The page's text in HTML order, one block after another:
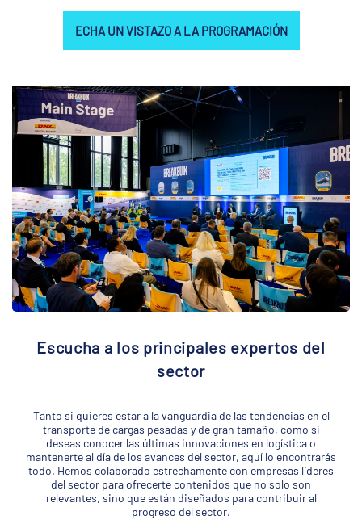
ECHA UN VISTAZO A LA PROGRAMACIÓN
Escucha a los principales expertos del
sector
Tanto si quieres estar a la vanguardia de las tendencias en el
transporte de cargas pesadas y de gran tamaño, como si
deseas conocer las últimas innovaciones en logística o
mantenerte al día de los avances del sector, aquí lo encontrarás
todo. Hemos colaborado estrechamente con empresas líderes
del sector para ofrecerte contenidos que no solo son
relevantes, sino que están diseñados para contribuir al
progreso del sector.